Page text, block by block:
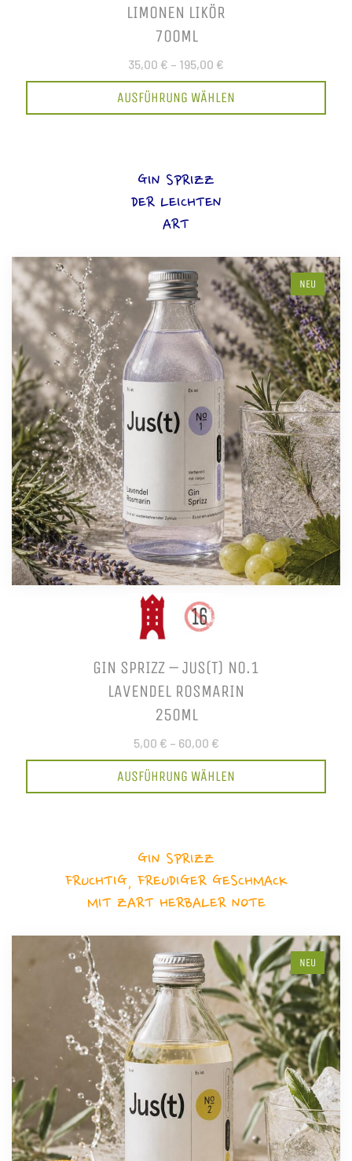
LIMONEN LIKÖR
700ML
35,00 € – 195,00 €
AUSFÜHRUNG WÄHLEN
GIN SPRIZZ
DER LEICHTEN
ART
NEU
GIN SPRIZZ – JUS(T) NO.1
LAVENDEL ROSMARIN
250ML
5,00 € – 60,00 €
AUSFÜHRUNG WÄHLEN
GIN SPRIZZ
FRUCHTIG, FREUDIGER GESCHMACK
MIT ZART HERBALER NOTE
NEU